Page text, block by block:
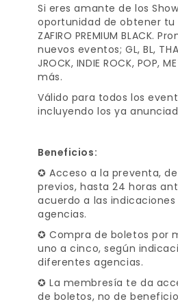
Si eres amante de los
oportunidad de obtener
ZAFIRO PREMIUM BLACK.
nuevos eventos; GL, BL,
JROCK, INDIE ROCK, POP,
más.
Válido para todos los
incluyendo los ya
Beneficios:
✪ Acceso a la preventa,
previos, hasta 24 horas
acuerdo a las
agencias.
✪ Compra de boletos por
uno a cinco, según
diferentes agencias.
✪ La membresía te da
de boletos, no de